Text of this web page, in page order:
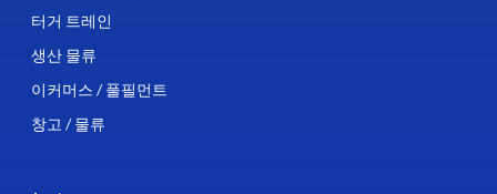
터거 트레인
생산 물류
이커머스 / 풀필먼트
창고 / 물류